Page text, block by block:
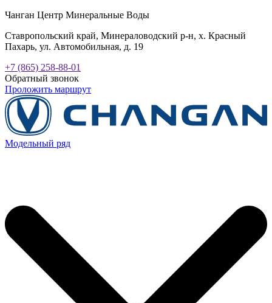
Чанган Центр Минеральные Воды
Ставропольский край, Минераловодский р-н, х. Красный
Пахарь, ул. Автомобильная, д. 19
+7 (865) 258-88-01
Обратный звонок
Проложить маршрут
Модельный ряд